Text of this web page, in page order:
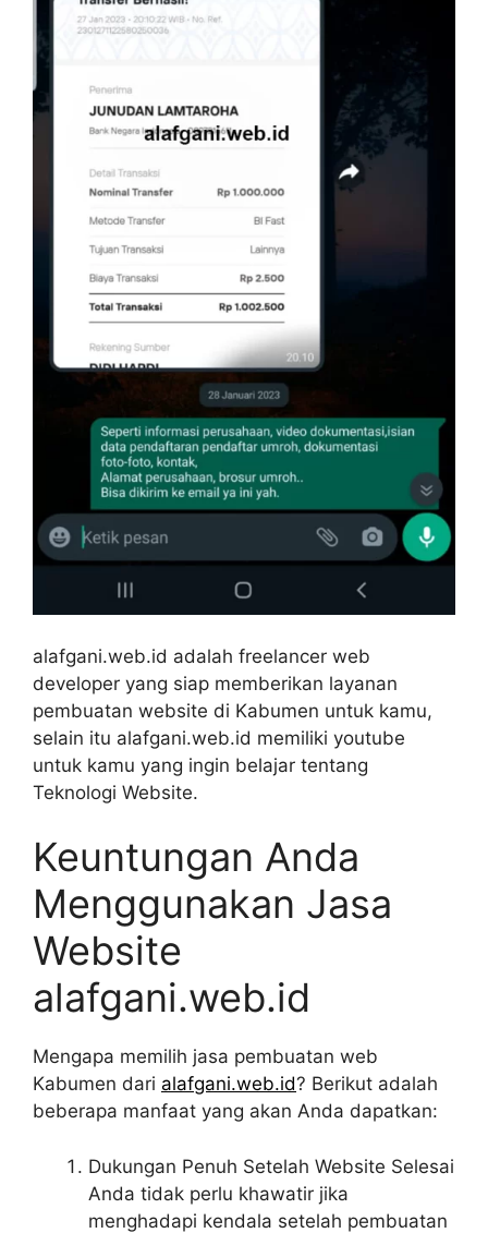
alafgani.web.id adalah freelancer web
developer yang siap memberikan layanan
pembuatan website di Kabumen untuk kamu,
selain itu alafgani.web.id memiliki youtube
untuk kamu yang ingin belajar tentang
Teknologi Website.
Keuntungan Anda
Menggunakan Jasa
Website
alafgani.web.id
Mengapa memilih jasa pembuatan web
Kabumen dari alafgani.web.id? Berikut adalah
beberapa manfaat yang akan Anda dapatkan:
Dukungan Penuh Setelah Website Selesai
Anda tidak perlu khawatir jika
menghadapi kendala setelah pembuatan